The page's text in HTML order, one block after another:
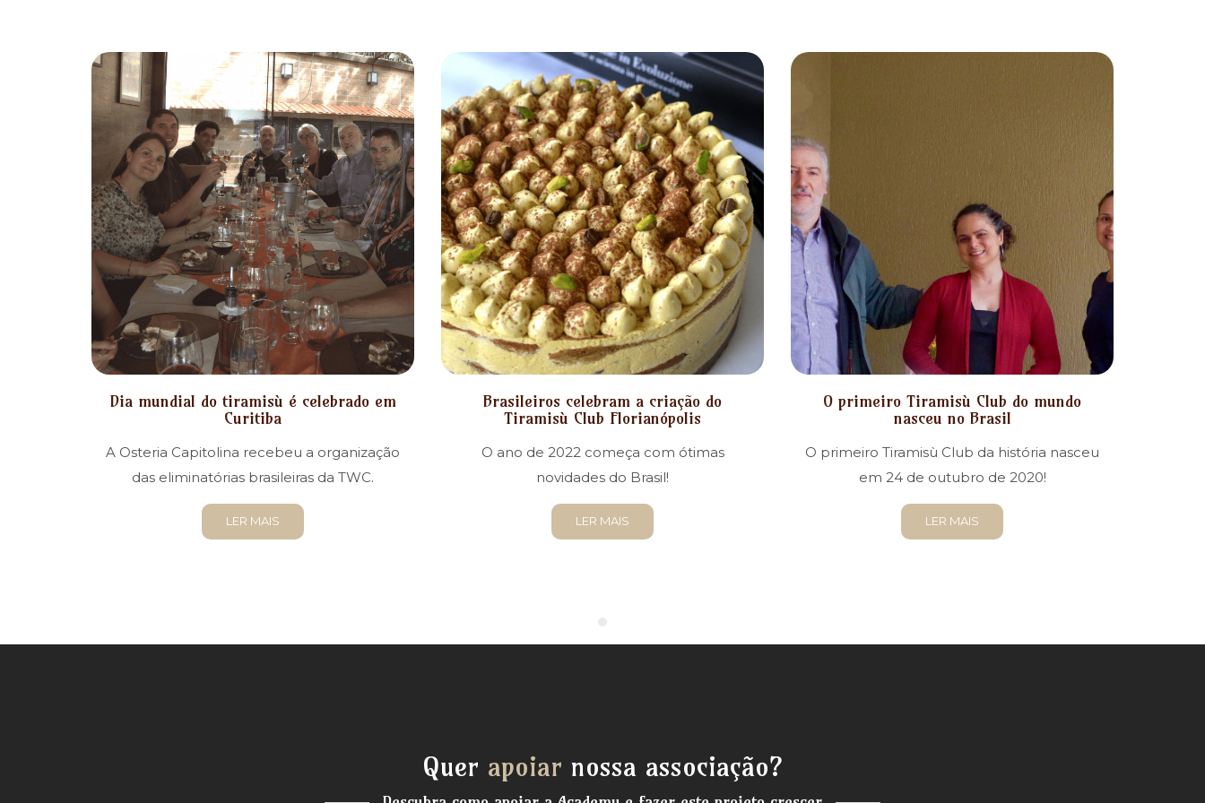
Dia mundial do tiramisù é celebrado em
Curitiba
A Osteria Capitolina recebeu a organização
das eliminatórias brasileiras da TWC.
LER MAIS
Brasileiros celebram a criação do
Tiramisù Club Florianópolis
O ano de 2022 começa com ótimas
novidades do Brasil!
LER MAIS
O primeiro Tiramisù Club do mundo
nasceu no Brasil
O primeiro Tiramisù Club da história nasceu
em 24 de outubro de 2020!
LER MAIS
Quer apoiar nossa associação?